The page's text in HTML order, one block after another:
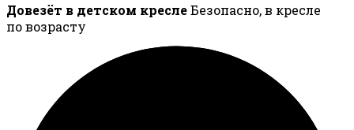
Довезёт в детском креслеБезопасно, в кресле
по возрасту